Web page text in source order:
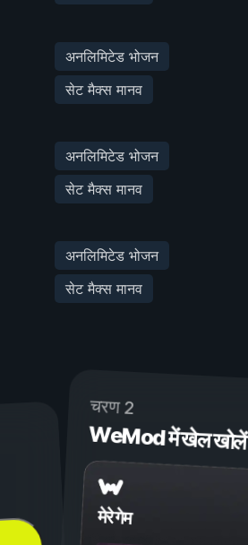
अनलिमिटेड भोजन
सेट मैक्स मानव
अनलिमिटेड भोजन
सेट मैक्स मानव
अनलिमिटेड भोजन
सेट मैक्स मानव
चरण 2
WeMod में खेल खोलें
मेरे गेम